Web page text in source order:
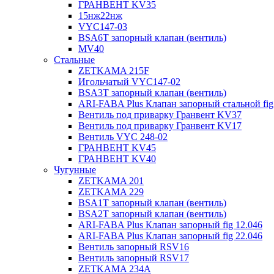
ГРАНВЕНТ KV35
15нж22нж
VYC147-03
BSA6T запорный клапан (вентиль)
MV40
Стальные
ZETKAMA 215F
Игольчатый VYC147-02
BSA3T запорный клапан (вентиль)
ARI-FABA Plus Клапан запорный стальной
Вентиль под приварку Гранвент KV37
Вентиль под приварку Гранвент KV17
Вентиль VYC 248-02
ГРАНВЕНТ KV45
ГРАНВЕНТ KV40
Чугунные
ZETKAMA 201
ZETKAMA 229
BSA1T запорный клапан (вентиль)
BSA2T запорный клапан (вентиль)
ARI-FABA Plus Клапан запорный fig 12.046
ARI-FABA Plus Клапан запорный fig 22.046
Вентиль запорный RSV16
Вентиль запорный RSV17
ZETKAMA 234A